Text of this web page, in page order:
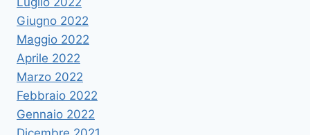
Giugno 2022
Maggio 2022
Aprile 2022
Marzo 2022
Febbraio 2022
Gennaio 2022